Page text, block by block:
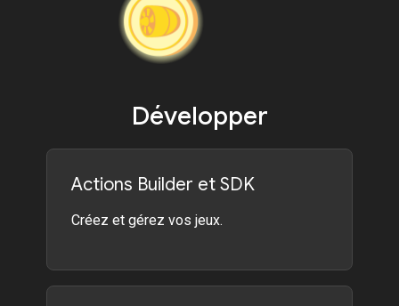
Développer
Actions Builder et SDK
Créez et gérez vos jeux.